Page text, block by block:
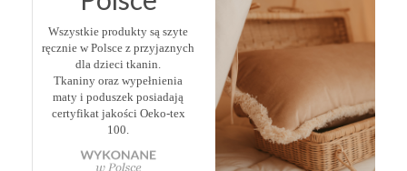
Wszystkie produkty są szyte
ręcznie w Polsce z przyjaznych
dla dzieci tkanin.
Tkaniny oraz wypełnienia
maty i poduszek posiadają
certyfikat jakości Oeko-tex
100.